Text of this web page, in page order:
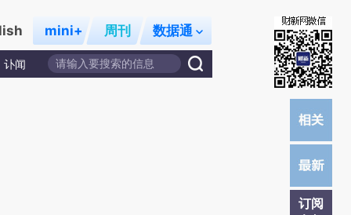
mini+ 周刊 数据通
讣闻
订阅